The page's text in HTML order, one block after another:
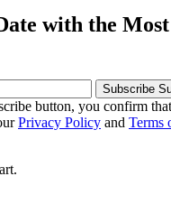
with the
Subscribe
button, you confirm
Privacy Policy and Terms